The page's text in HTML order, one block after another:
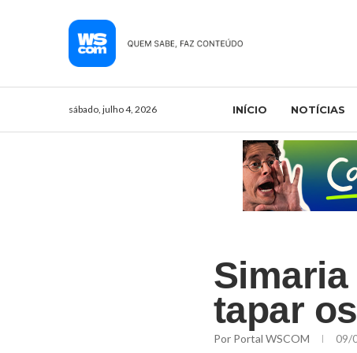
sábado, julho 4, 2026 INÍCIO NOTÍCIAS
tapar
Por Portal WSCOM 09/